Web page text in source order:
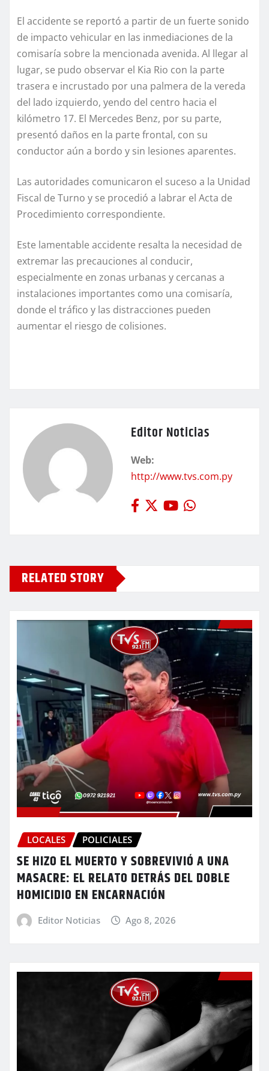
El accidente se reportó a partir de un fuerte sonido
de impacto vehicular en las inmediaciones de la
comisaría sobre la mencionada avenida. Al llegar al
lugar, se pudo observar el Kia Rio con la parte
trasera e incrustado por una palmera de la vereda
del lado izquierdo, yendo del centro hacia el
kilómetro 17. El Mercedes Benz, por su parte,
presentó daños en la parte frontal, con su
conductor aún a bordo y sin lesiones aparentes.
Las autoridades comunicaron el suceso a la Unidad
Fiscal de Turno y se procedió a labrar el Acta de
Procedimiento correspondiente.
Este lamentable accidente resalta la necesidad de
extremar las precauciones al conducir,
especialmente en zonas urbanas y cercanas a
instalaciones importantes como una comisaría,
donde el tráfico y las distracciones pueden
aumentar el riesgo de colisiones.
Editor Noticias
Web:
http://www.tvs.com.py
RELATED STORY
LOCALES POLICIALES
SE HIZO EL MUERTO Y SOBREVIVIÓ A UNA
MASACRE: EL RELATO DETRÁS DEL DOBLE
HOMICIDIO EN ENCARNACIÓN
Editor Noticias Ago 8, 2026